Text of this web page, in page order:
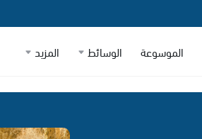
الموسوعة الوسائط المزيد